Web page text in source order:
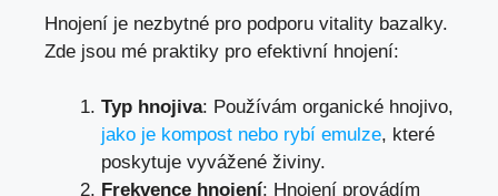
Hnojení je nezbytné pro podporu vitality bazalky.
Zde jsou mé praktiky pro efektivní hnojení:
Typ hnojiva: Používám organické hnojivo,
jako je kompost nebo rybí emulze, které
poskytuje vyvážené živiny.
Frekvence hnojení: Hnojení provádím